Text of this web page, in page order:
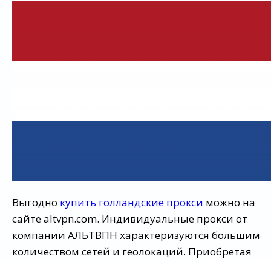
Выгодно купить голландские прокси можно на
сайте altvpn.com. Индивидуальные прокси от
компании АЛЬТВПН характеризуются большим
количеством сетей и геолокаций. Приобретая